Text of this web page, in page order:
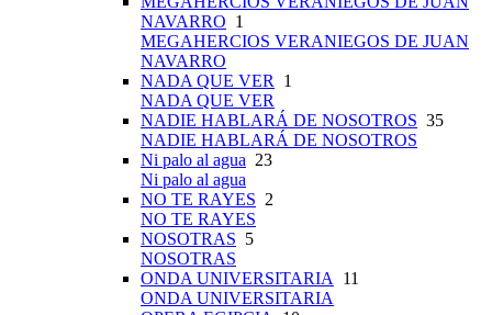
NAVARRO 1
MEGAHERCIOS VERANIEGOS DE JUAN
NAVARRO
NADA QUE VER 1
NADA QUE VER
NADIE HABLARÁ DE NOSOTROS 35
NADIE HABLARÁ DE NOSOTROS
Ni palo al agua 23
Ni palo al agua
NO TE RAYES 2
NO TE RAYES
NOSOTRAS 5
NOSOTRAS
ONDA UNIVERSITARIA 11
ONDA UNIVERSITARIA